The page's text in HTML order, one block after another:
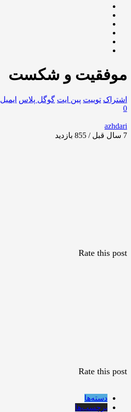
موفقیت و شکست
اشتراک توییت پین ایت گوگل‌ پلاس ایمیل
0
azhdari
7 سال قبل / 855
بازدید
Rate this post
Rate this post
دسته‌ها
برچسب‌ها